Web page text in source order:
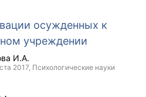
осужденных к
учреждении
И.А.
2017, Психологические науки